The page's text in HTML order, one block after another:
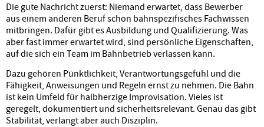
Die gute Nachricht zuerst: Niemand erwartet, dass Bewerber
aus einem anderen Beruf schon bahnspezifisches Fachwissen
mitbringen. Dafür gibt es Ausbildung und Qualifizierung. Was
aber fast immer erwartet wird, sind persönliche Eigenschaften,
auf die sich ein Team im Bahnbetrieb verlassen kann.
Dazu gehören Pünktlichkeit, Verantwortungsgefühl und die
Fähigkeit, Anweisungen und Regeln ernst zu nehmen. Die Bahn
ist kein Umfeld für halbherzige Improvisation. Vieles ist
geregelt, dokumentiert und sicherheitsrelevant. Genau das gibt
Stabilität, verlangt aber auch Disziplin.